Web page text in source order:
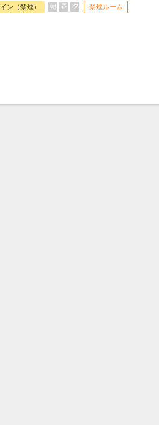
フライトは、安心のJAL
オプションでレンタカ
ン（禁煙） 朝 昼 夕 禁煙ルーム